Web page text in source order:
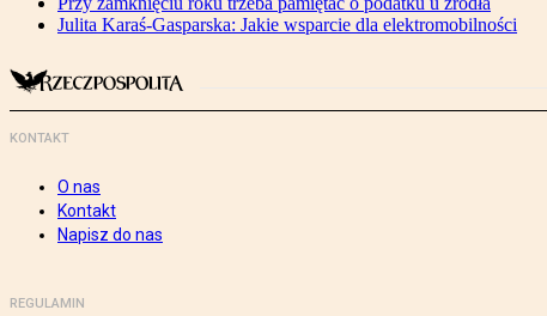
Julita Karaś-Gasparska: Jakie wsparcie dla elektromobilności
KONTAKT
O nas
Kontakt
Napisz do nas
REGULAMIN